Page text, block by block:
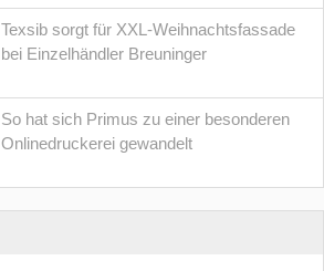
Texsib sorgt für XXL-Weihnachtsfassade
bei Einzelhändler Breuninger
So hat sich Primus zu einer besonderen
Onlinedruckerei gewandelt